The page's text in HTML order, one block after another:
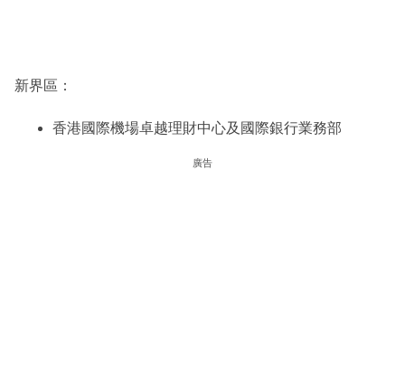
新界區：
香港國際機場卓越理財中心及國際銀行業務部
廣告